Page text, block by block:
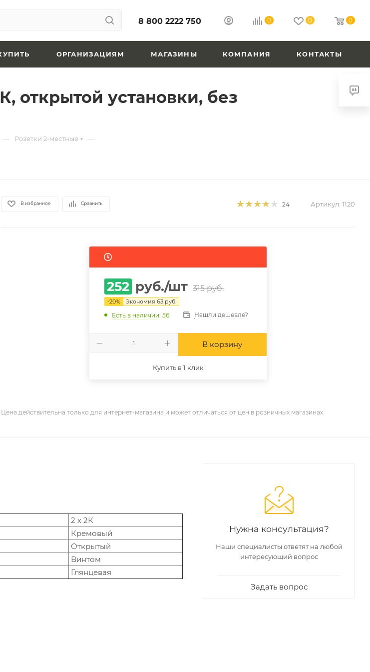
8 800 2222 750 0 0 0
ОРГАНИЗАЦИЯМ МАГАЗИНЫ КОМПАНИЯ КОНТАКТЫ
открытой установки, без
— Розетки 2-местные —
В избранное Сравнить 24 Артикул: 1120
252 руб./шт 315руб.
-20% Экономия63 руб.
Есть в наличии: 56 Нашли дешевле?
В корзину
Купить в 1 клик
Цена действительна только для интернет-магазина и может отличаться от цен в розничных магазинах
2 х 2К
Кремовый
Открытый
Винтом
Глянцевая
Нужна консультация?
Наши специалисты ответят на любой
интересующий вопрос
Задать вопрос